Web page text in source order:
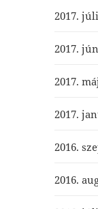
2017.
2017.
2017.
2017.
2016.
2016.